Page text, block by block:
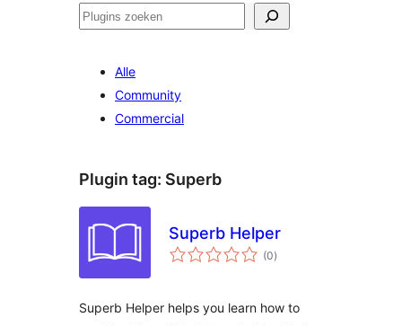
Zoeken
Alle
Community
Commercial
Plugin tag: Superb
Superb Helper
(0totaal
waarderingen
)
Superb Helper helps you learn how to